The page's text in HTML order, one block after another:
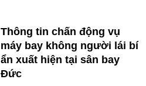
Thông tin chấn động vụ
máy bay không người lái bí
ẩn xuất hiện tại sân bay
Đức